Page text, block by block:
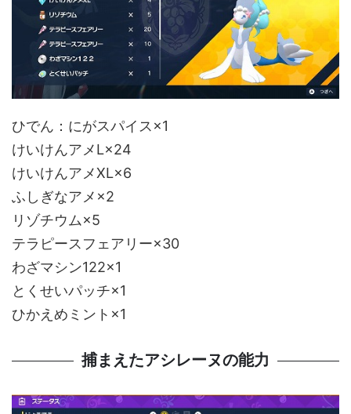
ひでん：にがスパイス×1
けいけんアメL×24
けいけんアメXL×6
ふしぎなアメ×2
リゾチウム×5
テラピースフェアリー×30
わざマシン122×1
とくせいパッチ×1
ひかえめミント×1
捕まえたアシレーヌの能力